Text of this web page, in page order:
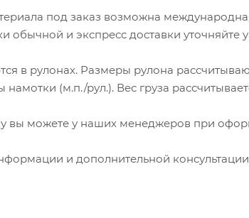
под заказ возможна
обычной и экспресс доставки уточняйте
в рулонах. Размеры рулона
намотки (м.п./рул.). Вес груза
вы можете у наших менеджеров при
и дополнительной
Компания «Торговый Дом
использует cookie-файлы и
Метрики. Это улучшает работу
Подтвердите ваше согласие, нажав